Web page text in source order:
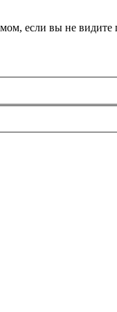
если вы не видите